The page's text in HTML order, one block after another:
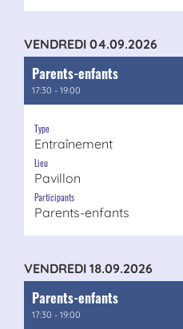
VENDREDI 04.09.2026
Parents-enfants
17:30 - 19:00
Type
Entraînement
Lieu
Pavillon
Participants
Parents-enfants
VENDREDI 18.09.2026
Parents-enfants
17:30 - 19:00